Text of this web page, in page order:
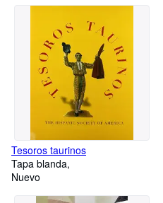
Tesoros taurinos
Tapa blanda
Nuevo